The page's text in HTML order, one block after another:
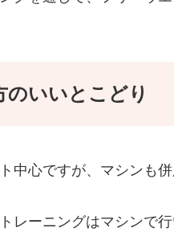
いいとこどり
中心ですが、マシンも併
レーニングはマシンで行